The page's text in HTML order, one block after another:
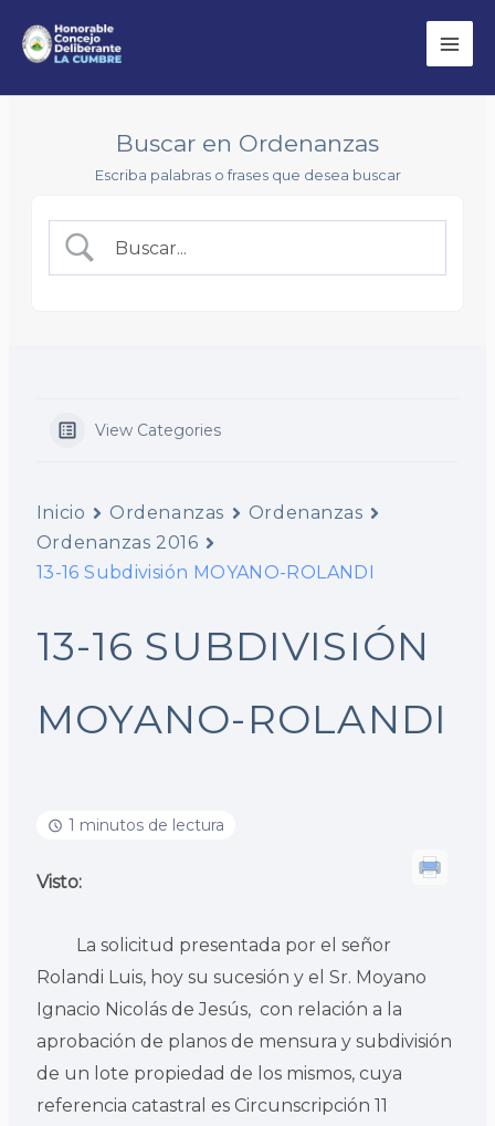
Buscar en Ordenanzas
Escriba palabras o frases que desea buscar
View Categories
Inicio Ordenanzas
Ordenanzas
Ordenanzas 2016
13-16 Subdivisión MOYANO-ROLANDI
13-16 SUBDIVISIÓN
MOYANO-ROLANDI
1 minutos de lectura
Visto:
La solicitud presentada por el señor
Rolandi Luis, hoy su sucesión y el Sr. Moyano
Ignacio Nicolás de Jesús, con relación a la
aprobación de planos de mensura y subdivisión
de un lote propiedad de los mismos, cuya
referencia catastral es Circunscripción 11